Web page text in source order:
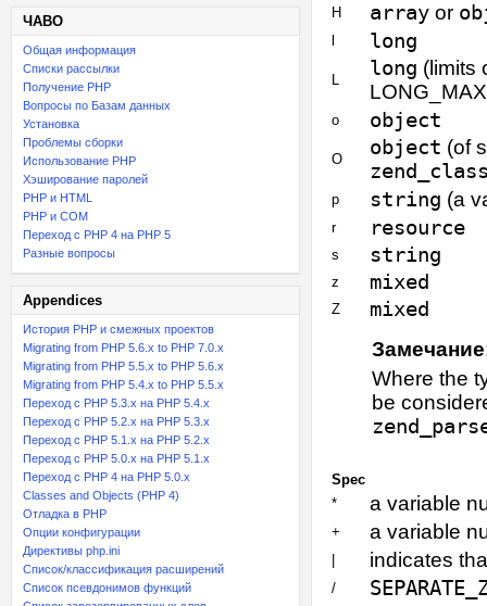
ЧАВО
Общая информация
Списки рассылки
Получение PHP
Вопросы по Базам данных
Установка
Проблемы сборки
Использование PHP
Хэширование паролей
PHP и HTML
PHP и COM
Переход с PHP 4 на PHP 5
Разные вопросы
Appendices
История PHP и смежных проектов
Migrating from PHP 5.6.x to PHP 7.0.x
Migrating from PHP 5.5.x to PHP 5.6.x
Migrating from PHP 5.4.x to PHP 5.5.x
Переход с PHP 5.3.x на PHP 5.4.x
Переход c PHP 5.2.x на PHP 5.3.x
Переход с PHP 5.1.x на PHP 5.2.x
Переход с PHP 5.0.x на PHP 5.1.x
Переход с PHP 4 на PHP 5.0.x
Classes and Objects (PHP 4)
Отладка в PHP
Опции конфигурации
Директивы php.ini
Список/классификация расширений
Список псевдонимов функций
H array or
long
L
long (limits
o object
O
object (of
p string (a
r resource
s string
z mixed
Z
mixed
Замечание
Where the
be
Spec
*
a variable
+ a variable
indicates
/